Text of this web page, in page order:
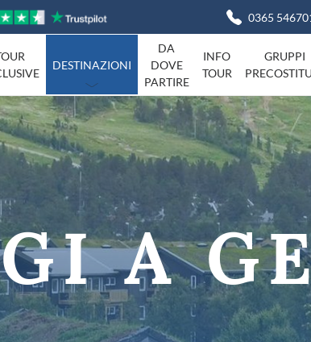
0365
DESTINAZIONI
Basilicata
Campania
Friuli-Venezia-Giulia
Liguria
Marche
Piemonte
Toscana
Umbria
Veneto
Viaggi in
Campania
DA
DOVE
PARTIRE
INFO
TOUR
GRUPPI
A